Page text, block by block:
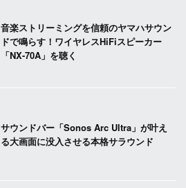
音楽ストリーミングを信頼のヤマハサウン
ドで鳴らす！ワイヤレスHiFiスピーカー
「NX-70A」を聴く
サウンドバー「Sonos Arc Ultra」が叶え
る大画面に没入させる本格サラウンド